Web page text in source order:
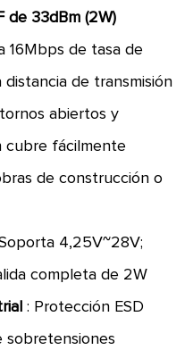
de 33dBm (2W)
16Mbps de tasa de
de transmisión
abiertos y
cubre fácilmente
de construcción o
4,25V~28V;
completa de 2W
: Protección ESD
sobretensiones